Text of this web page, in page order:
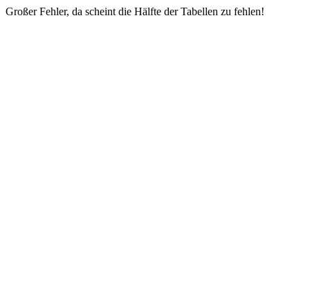
Großer Fehler, da scheint die Hälfte der Tabellen zu fehlen!